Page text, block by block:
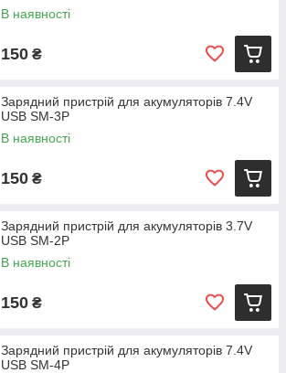
В наявності
150 ₴
Зарядний пристрій для акумуляторів 7.4V
USB SM-3P
В наявності
150 ₴
Зарядний пристрій для акумуляторів 3.7V
USB SM-2P
В наявності
150 ₴
Зарядний пристрій для акумуляторів 7.4V
USB SM-4P